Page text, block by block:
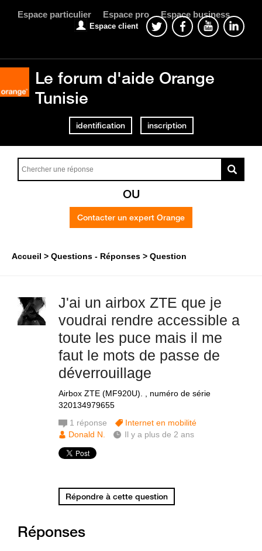
Espace particulier Espace pro Espace business
Espace client
Le forum d'aide Orange
Tunisie
identification inscription
OU
Contacter un expert Orange
Accueil Questions - Réponses Question
J'ai un airbox ZTE que je
voudrai rendre accessible a
toute les puce mais il me
faut le mots de passe de
déverrouillage
Airbox ZTE (MF920U). , numéro de série
320134979655
1 réponse
Internet en mobilité
Donald N.
Il y a plus de 2 ans
Répondre à cette question
Réponses